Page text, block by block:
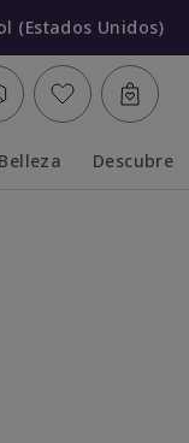
(Estados Unidos)
Descubre